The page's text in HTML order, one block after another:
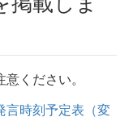
ください。
言時刻予定表（変